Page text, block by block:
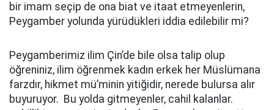
bir imam seçip de ona biat ve itaat etmeyenlerin,
Peygamber yolunda yürüdükleri iddia edilebilir mi?
Peygamberimiz ilim Çin’de bile olsa talip olup
öğreniniz, ilim öğrenmek kadın erkek her Müslümana
farzdır, hikmet mü’minin yitiğidir, nerede bulursa alır
buyuruyor. Bu yolda gitmeyenler, cahil kalanlar.